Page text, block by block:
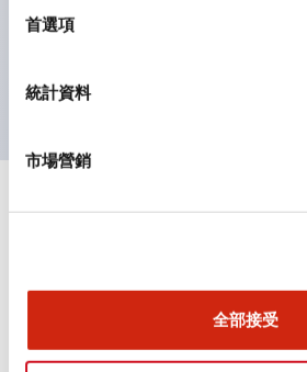
首選項
統計資料
市場營銷
全部接受
示燈的亮燈/熄燈狀態，以及點燈
符合 ISO 3864-4 安全色規範：
顏色表現更明確鮮明，便於更多人